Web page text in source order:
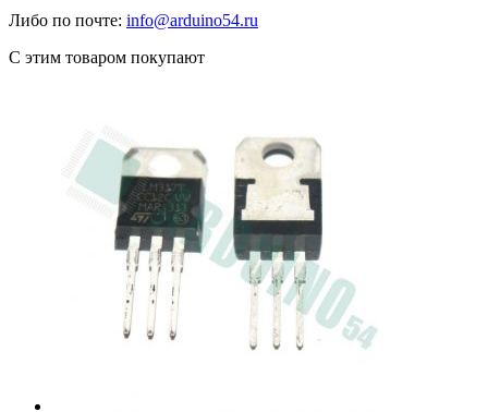
Либо по почте: info@arduino54.ru
С этим товаром покупают